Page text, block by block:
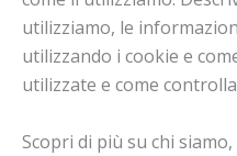
utilizziamo, le
utilizzando i cookie e
utilizzate e come
Scopri di più su chi